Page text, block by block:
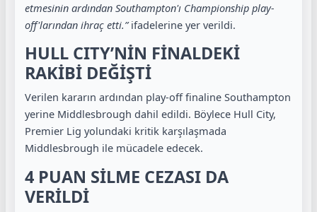
etmesinin ardından Southampton'ı Championship play-
off'larından ihraç etti.”ifadelerine yer verildi.
HULL CITY’NİN FİNALDEKİ
RAKİBİ DEĞİŞTİ
Verilen kararın ardından play-off finaline Southampton
yerine Middlesbrough dahil edildi. Böylece Hull City,
Premier Lig yolundaki kritik karşılaşmada
Middlesbrough ile mücadele edecek.
4 PUAN SİLME CEZASI DA
VERİLDİ